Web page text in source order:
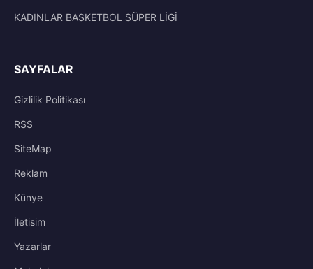
KADINLAR BASKETBOL SÜPER LİGİ
SAYFALAR
Gizlilik Politikası
RSS
SiteMap
Reklam
Künye
İletisim
Yazarlar